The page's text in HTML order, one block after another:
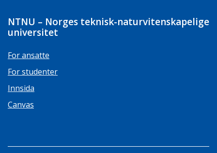
NTNU – Norges teknisk-naturvitenskapelige
universitet
For ansatte
For studenter
Innsida
Canvas